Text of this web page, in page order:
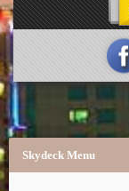
Skydeck Menu